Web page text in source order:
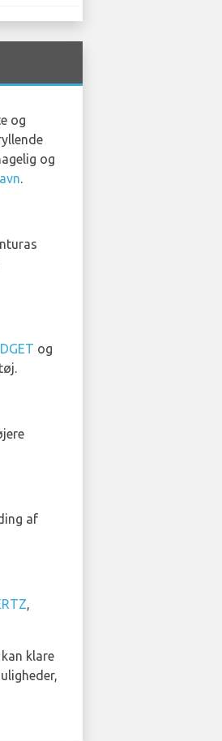
og
og
.
og
af
,
klare